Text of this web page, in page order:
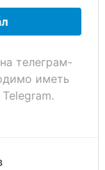
телеграм-
иметь